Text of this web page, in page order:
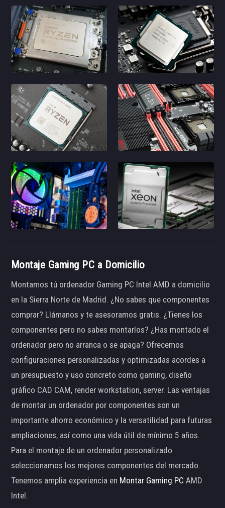
Montaje Gaming PC a Domicilio
Montamos tú ordenador Gaming PC Intel AMD a domicilio
en la Sierra Norte de Madrid. ¿No sabes que componentes
comprar? Llámanos y te asesoramos gratis. ¿Tienes los
componentes pero no sabes montarlos? ¿Has montado el
ordenador pero no arranca o se apaga? Ofrecemos
configuraciones personalizadas y optimizadas acordes a
un presupuesto y uso concreto como gaming, diseño
gráfico CAD CAM, render workstation, server. Las ventajas
de montar un ordenador por componentes son un
importante ahorro económico y la versatilidad para futuras
ampliaciones, así como una vida útil de mínimo 5 años.
Para el montaje de un ordenador personalizado
seleccionamos los mejores componentes del mercado.
Tenemos amplia experiencia en Montar Gaming PC AMD
Intel.